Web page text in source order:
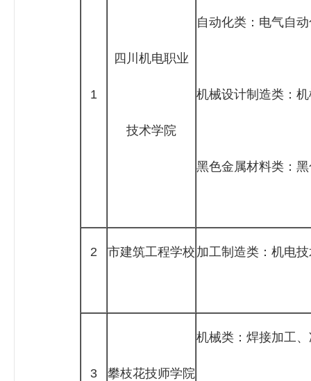
1
四川机电职业
技术学院
自动化类：电气自
机械设计制造类：
黑色金属材料类：
2 市建筑工程学校 加工制造类：机电
3 攀枝花技师学院
机械类：焊接加工